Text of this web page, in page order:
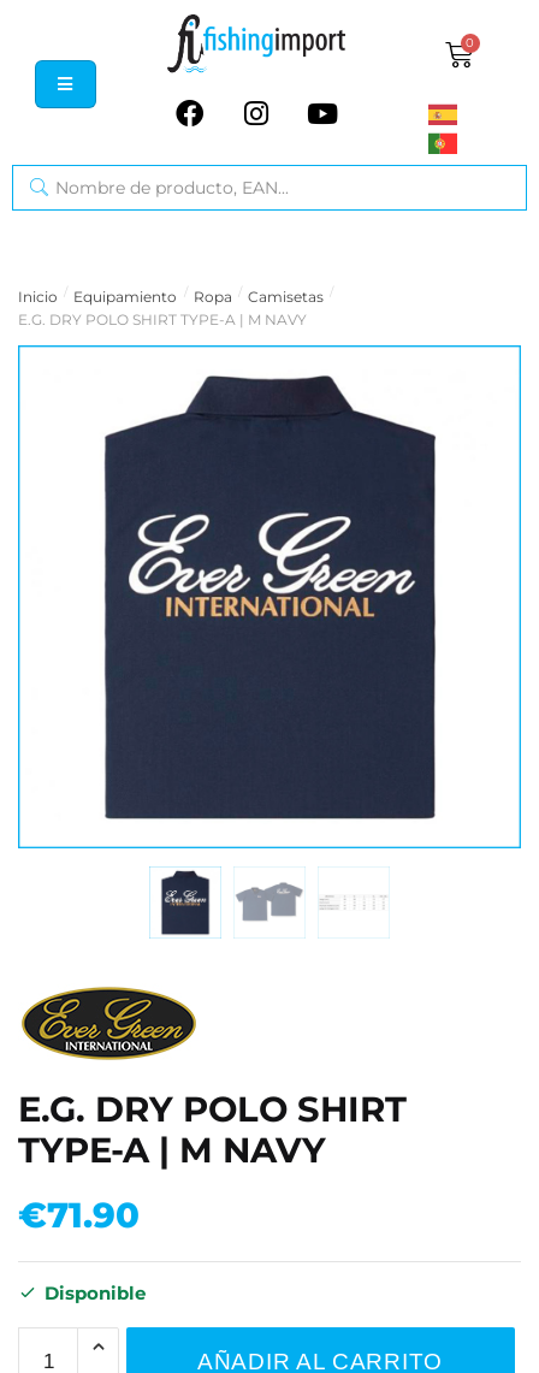
0
Inicio / Equipamiento / Ropa / Camisetas /
E.G. DRY POLO SHIRT TYPE-A | M NAVY
E.G. DRY POLO SHIRT
TYPE-A | M NAVY
€71.90
Disponible
AÑADIR AL CARRITO